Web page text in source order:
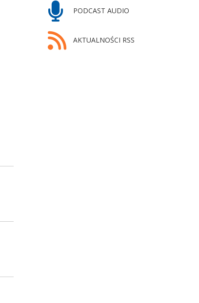
PODCAST AUDIO
AKTUALNOŚCI RSS